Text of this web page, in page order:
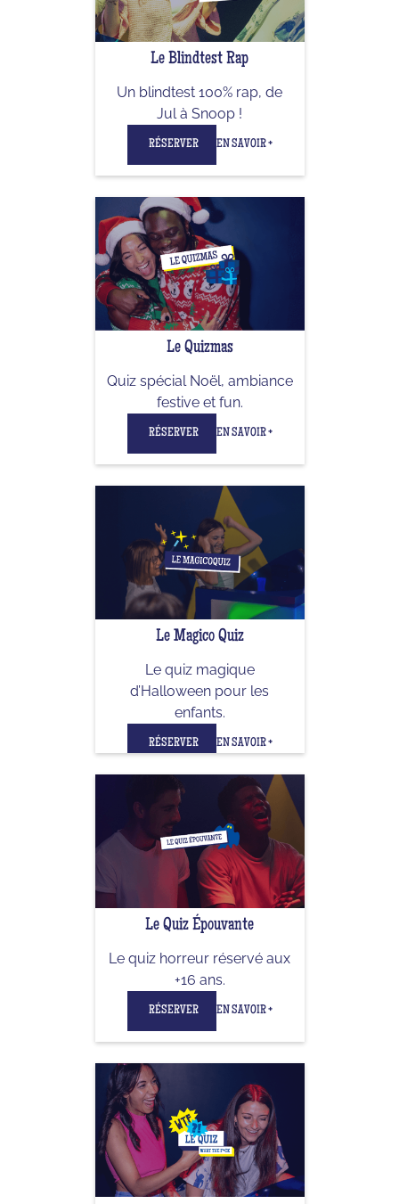
Le Blindtest Rap
Un blindtest 100% rap, de
Jul à Snoop !
RÉSERVER EN SAVOIR +
Le Quizmas
Quiz spécial Noël, ambiance
festive et fun.
RÉSERVER EN SAVOIR +
Le Magico Quiz
Le quiz magique
d’Halloween pour les
enfants.
RÉSERVER EN SAVOIR +
Le Quiz Épouvante
Le quiz horreur réservé aux
+16 ans.
RÉSERVER EN SAVOIR +